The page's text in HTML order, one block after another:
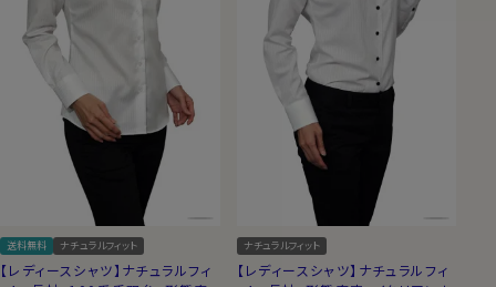
送料無料 ナチュラルフィット
【レディースシャツ】ナチュラルフィ
ナチュラルフィット
【レディースシャツ】ナチュラルフィ